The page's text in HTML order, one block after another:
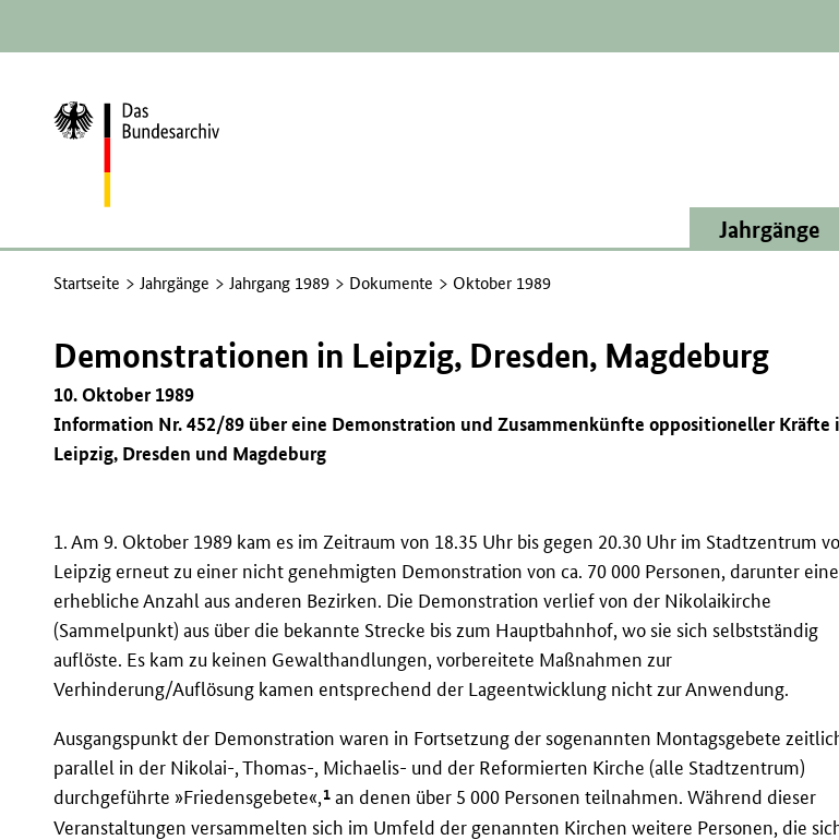
Zur
Startseite
Jahrgänge
Startseite Jahrgänge Jahrgang 1989 Dokumente Oktober 1989
Demonstrationen in Leipzig, Dresden, Magdeburg
10. Oktober 1989
Information Nr. 452/89 über eine Demonstration und Zusammenkünfte oppositioneller Kräfte
Leipzig, Dresden und Magdeburg
1. Am 9. Oktober 1989 kam es im Zeitraum von 18.35 Uhr bis gegen 20.30 Uhr im Stadtzentrum
Leipzig erneut zu einer nicht genehmigten Demonstration von ca. 70 000 Personen, darunter eine
erhebliche Anzahl aus anderen Bezirken. Die Demonstration verlief von der Nikolaikirche
(Sammelpunkt) aus über die bekannte Strecke bis zum Hauptbahnhof, wo sie sich selbstständig
auflöste. Es kam zu keinen Gewalthandlungen, vorbereitete Maßnahmen zur
Verhinderung/Auflösung kamen entsprechend der Lageentwicklung nicht zur Anwendung.
Ausgangspunkt der Demonstration waren in Fortsetzung der sogenannten Montagsgebete
parallel in der Nikolai-, Thomas-, Michaelis- und der Reformierten Kirche (alle Stadtzentrum)
durchgeführte »Friedensgebete«,1 an denen über 5 000 Personen teilnahmen. Während dieser
Veranstaltungen versammelten sich im Umfeld der genannten Kirchen weitere Personen, die